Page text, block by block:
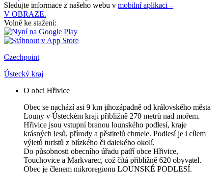
Sledujte informace z našeho webu v mobilní aplikaci –
V OBRAZE.
Volně ke stažení:
Czechpoint
Ústecký kraj
O obci Hřivice
Obec se nachází asi 9 km jihozápadně od královského města
Louny v Ústeckém kraji přibližně 270 metrů nad mořem.
Hřivice jsou vstupní branou lounského podlesí, kraje
krásných lesů, přírody a pěstitelů chmele. Podlesí je i cílem
výletů turistů z blízkého či dalekého okolí.
Do působnosti obecního úřadu patří obce Hřivice,
Touchovice a Markvarec, což čítá přibližně 620 obyvatel.
Obec je členem mikroregionu LOUNSKÉ PODLESÍ.